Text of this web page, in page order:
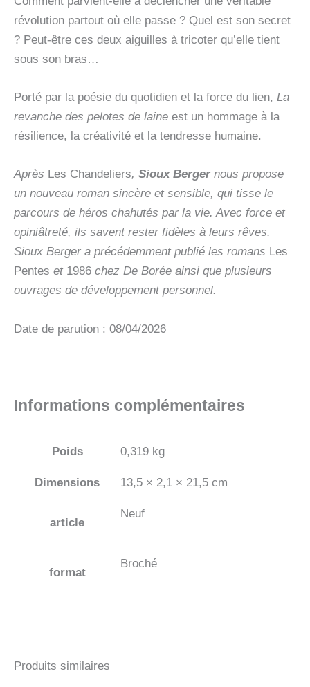
révolution partout où elle passe ? Quel est son secret
? Peut-être ces deux aiguilles à tricoter qu’elle tient
sous son bras…
Porté par la poésie du quotidien et la force du lien, La
revanche des pelotes de laine est un hommage à la
résilience, la créativité et la tendresse humaine.
Après Les Chandeliers, Sioux Bergernous propose
un nouveau roman sincère et sensible, qui tisse le
parcours de héros chahutés par la vie. Avec force et
opiniâtreté, ils savent rester fidèles à leurs rêves.
Sioux Berger a précédemment publié les romans Les
Pentes et 1986 chez De Borée ainsi que plusieurs
ouvrages de développement personnel.
Date de parution : 08/04/2026
Informations complémentaires
Poids 0,319 kg
Dimensions 13,5 × 2,1 × 21,5 cm
article
Neuf
format
Broché
Produits similaires